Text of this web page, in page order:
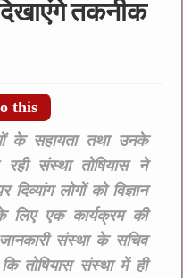
तकनीक
this
के सहायता तथा उनके
संस्था तोषियास ने
लोगों को विज्ञान
लिए एक कार्यक्रम की
संस्था के सचिव
तोषियास संस्था में ही